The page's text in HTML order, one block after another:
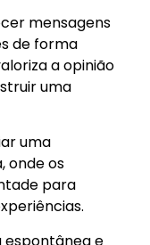
mensagens
de forma
a opinião
uma
uma
onde os
para
espontânea e